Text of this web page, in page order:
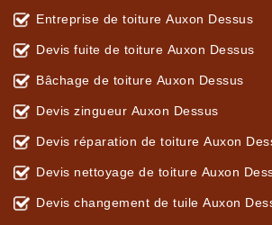
Entreprise de toiture Auxon Dessus
Devis fuite de toiture Auxon Dessus
Bâchage de toiture Auxon Dessus
Devis zingueur Auxon Dessus
Devis réparation de toiture Auxon
Devis nettoyage de toiture Auxon
Devis changement de tuile Auxon